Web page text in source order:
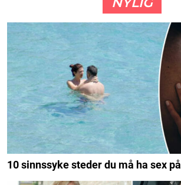
10 sinnssyke steder du må ha sex på